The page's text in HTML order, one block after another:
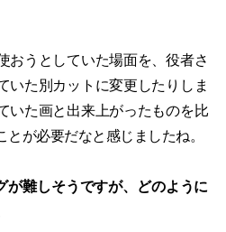
おうとしていた場面を、役者さ
いた別カットに変更したりしま
いた画と出来上がったものを比
が必要だなと感じましたね。
が難しそうですが、どのように